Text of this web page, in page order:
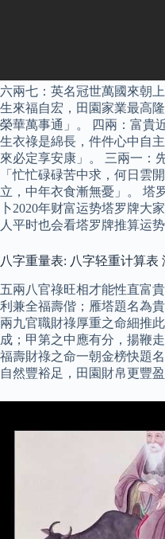
六兩七：英名冠世萬國來朝
生來福自宏，田園家業最高
榮華萬事通」。 四兩：富貴
生衣祿是綿長，件件心中自
來必定享安康」。 三兩一：
「忙忙碌碌苦中求，何日雲
立，中年衣食漸無憂」。 塔
卜2020年财富运势塔罗牌大
人平时也会看塔罗牌推算运
八字重量表: 八字轻重计算表
五兩八官祿旺相才能性直富
利兼全福壽偕；雁塔題名為
兩九官職財祿厚重之命細推
成；甲第之中應有分，揚鞭
福壽財祿之命一朝金榜快題
自然豐裕足，田園財帛更豐盈